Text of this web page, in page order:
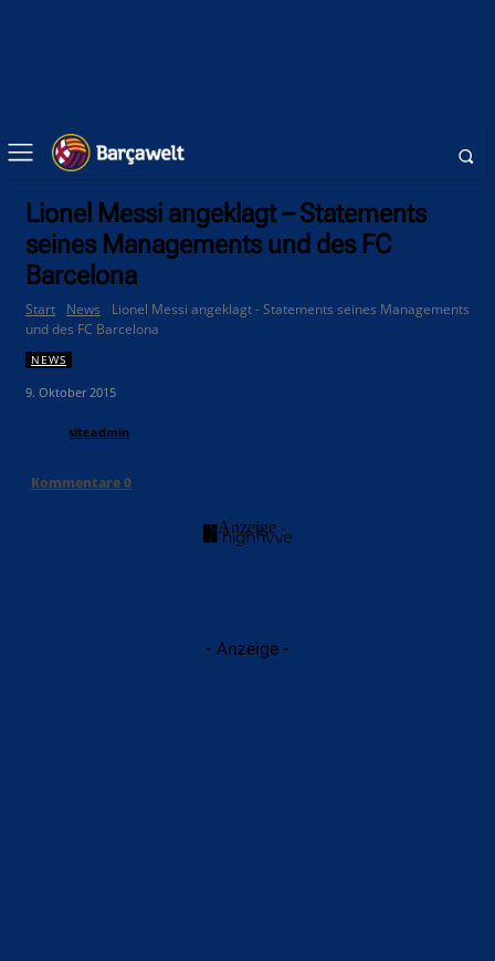
Lionel Messi angeklagt – Statements
seines Managements und des FC
Barcelona
Start News
Lionel Messi angeklagt - Statements seines Managements
und des FC Barcelona
NEWS
9. Oktober 2015
siteadmin
Kommentare0
- Anzeige -
- Anzeige -